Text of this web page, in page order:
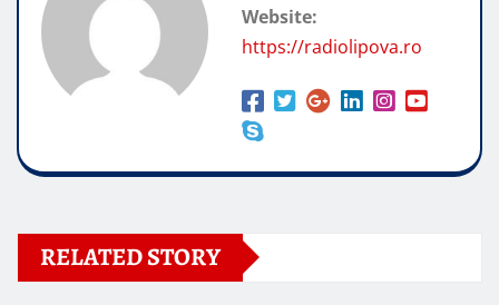
Website:
https://radiolipova.ro
RELATED STORY